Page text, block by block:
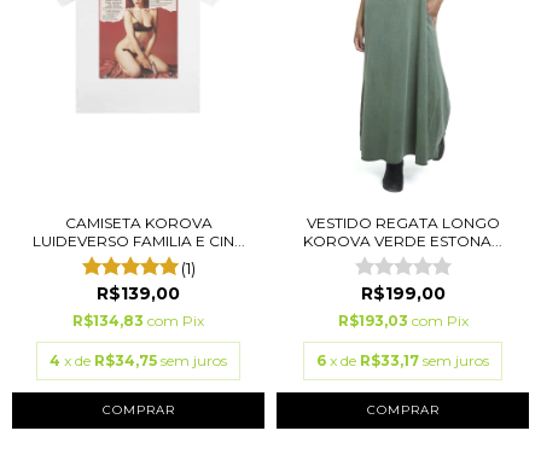
CAMISETA KOROVA
LUIDEVERSO FAMILIA E CIN...
(1)
R$139,00
R$134,83 com Pix
4 x de R$34,75 sem juros
COMPRAR
VESTIDO REGATA LONGO
KOROVA VERDE ESTONA...
R$199,00
R$193,03 com Pix
6 x de R$33,17 sem juros
COMPRAR